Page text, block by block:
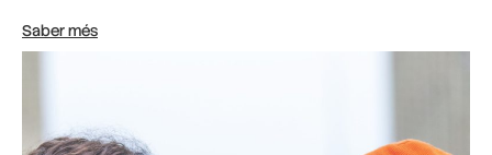
Saber més